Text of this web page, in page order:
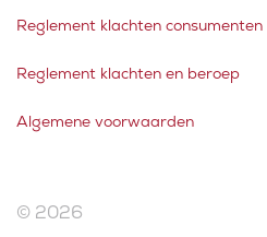
Reglement klachten consumenten
Reglement klachten en beroep
Algemene voorwaarden
© 2026